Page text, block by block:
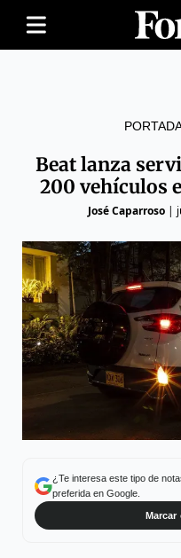
PORTADA
Beat lanza
200 vehículos
José Caparroso |
¿Te interesa este tipo de
preferida en Google.
Marcar